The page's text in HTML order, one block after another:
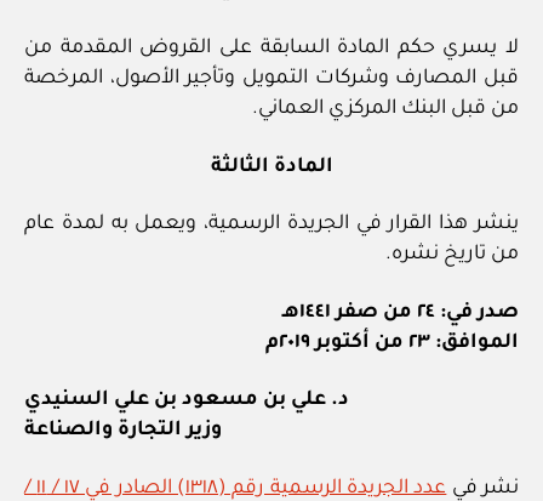
لا يسري حكم المادة السابقة على القروض المقدمة من
قبل المصارف وشركات التمويل وتأجير الأصول، المرخصة
من قبل البنك المركزي العماني.
المادة الثالثة
ينشر هذا القرار في الجريدة الرسمية، ويعمل به لمدة عام
من تاريخ نشره.
صدر في: ٢٤ من صفر ١٤٤١هـ
الموافق: ٢٣ من أكتوبر ٢٠١٩م
د. علي بن مسعود بن علي السنيدي
وزير التجارة والصناعة
نشر في
عدد الجريدة الرسمية رقم (١٣١٨) الصادر في ١٧ / ١١ /